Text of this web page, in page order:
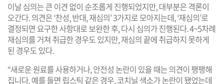
이날 심의는 큰 이견 없이 순조롭게 진행되었지만, 대부분은 격론이
오간다. 의견은 ‘찬성, 반대, 재심의’ 3가지로 모아지는데, ‘재심의’로
결정되면 요구한 사항대로 보완한 후, 다시 심의가 진행된다. 4~5차례
재심의를 거쳐 취급한 경우도 있지만, 재심의 끝에 취급하지 못하게
된 경우도 있다.
“새로운 원료를 사용하거나, 안전성 논란이 있을 때는 의견이 팽팽해
집니다. 예를 들면 립스틱 같은 경우, 코치닐 색소가 논란이 됐었는데